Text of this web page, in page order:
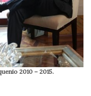
2010 – 2015.